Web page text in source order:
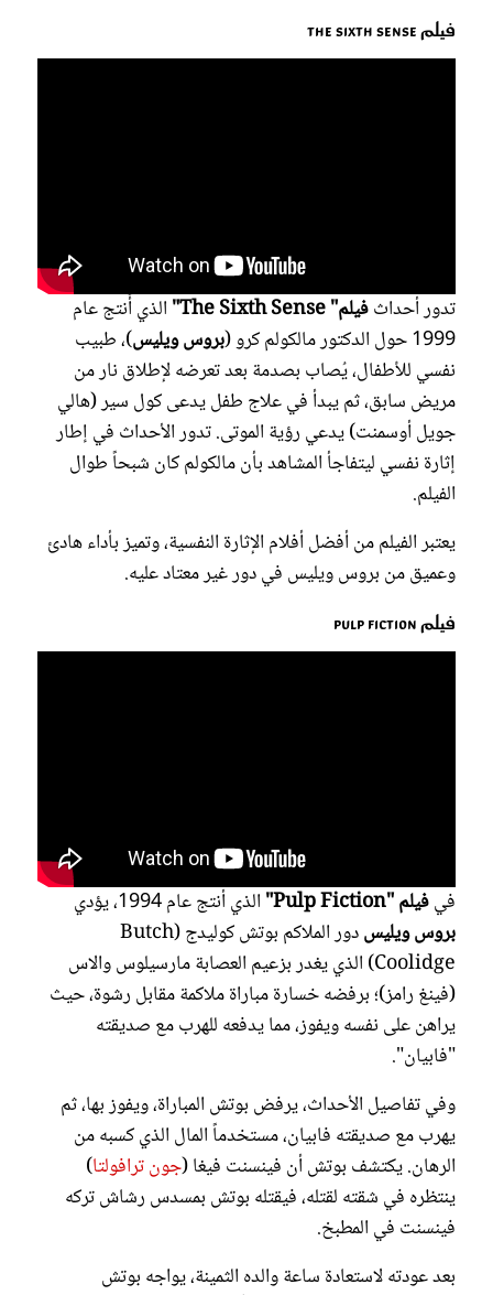
فيلم The Sixth Sense
تدور أحداثفيلم" The Sixth Sense"
الذي أُنتج عام
1999 حول الدكتور مالكولم كرو (
بروس ويليس)، طبيب
نفسي للأطفال، يُصاب بصدمة بعد تعرضه لإطلاق نار من
مريض سابق، ثم يبدأ في علاج طفل يدعى كول سير (هالي
جويل أوسمنت) يدعي رؤية الموتى. تدور الأحداث في إطار
إثارة نفسي ليتفاجأ المشاهد بأن مالكولم كان شبحاً طوال
الفيلم.
يعتبر الفيلم من أفضل أفلام الإثارة النفسية، وتميز بأداء هادئ
وعميق من بروس ويليس في دور غير معتاد عليه.
فيلم Pulp Fiction
فيفيلم "Pulp Fiction"
الذي أنتج عام 1994، يؤدي
بروس ويليس
دور الملاكم بوتش كوليدج (Butch
Coolidge) الذي يغدر بزعيم العصابة مارسيلوس والاس
(فينغ رامز)؛ برفضه خسارة مباراة ملاكمة مقابل رشوة، حيث
يراهن على نفسه ويفوز، مما يدفعه للهرب مع صديقته
"فابيان".
وفي تفاصيل الأحداث، يرفض بوتش المباراة، ويفوز بها، ثم
يهرب مع صديقته فابيان، مستخدماً المال الذي كسبه من
الرهان. يكتشف بوتش أن فينسنت فيغا (جون ترافولتا)
ينتظره في شقته لقتله، فيقتله بوتش بمسدس رشاش تركه
فينسنت في المطبخ.
بعد عودته لاستعادة ساعة والده الثمينة، يواجه بوتش